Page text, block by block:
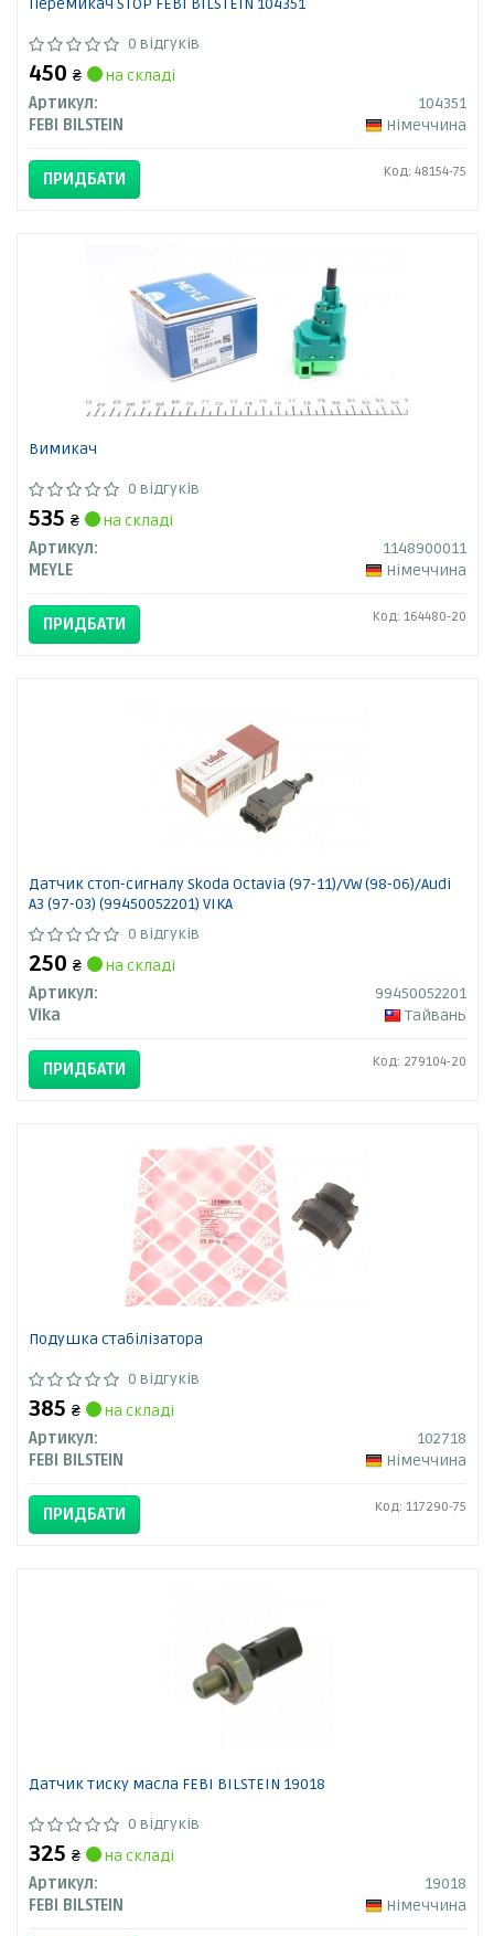
Перемикач STOP FEBI BILSTEIN 104351
0 відгуків
450 ₴
на складі
Артикул:
104351
FEBI BILSTEIN
Німеччина
ПРИДБАТИ Код: 48154-75
Вимикач
0 відгуків
535 ₴
на складі
Артикул:
1148900011
MEYLE
Німеччина
ПРИДБАТИ Код: 164480-20
Датчик стоп-сигналу Skoda Octavia (97-11)/VW (98-06)/Audi
A3 (97-03) (99450052201) VIKA
0 відгуків
250 ₴
на складі
Артикул:
99450052201
Vika
Тайвань
ПРИДБАТИ Код: 279104-20
Подушка стабілізатора
0 відгуків
385 ₴
на складі
Артикул:
102718
FEBI BILSTEIN
Німеччина
ПРИДБАТИ Код: 117290-75
Датчик тиску масла FEBI BILSTEIN 19018
0 відгуків
325 ₴
на складі
Артикул:
19018
FEBI BILSTEIN
Німеччина